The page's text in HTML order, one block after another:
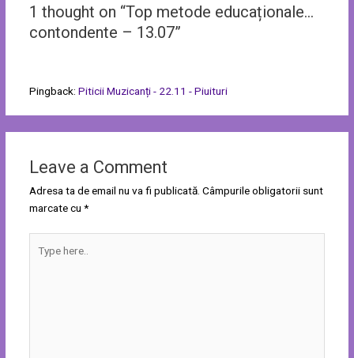
1 thought on “Top metode educaționale…
contondente – 13.07”
Pingback: Piticii Muzicanți - 22.11 - Piuituri
Leave a Comment
Adresa ta de email nu va fi publicată. Câmpurile obligatorii sunt
marcate cu *
here..